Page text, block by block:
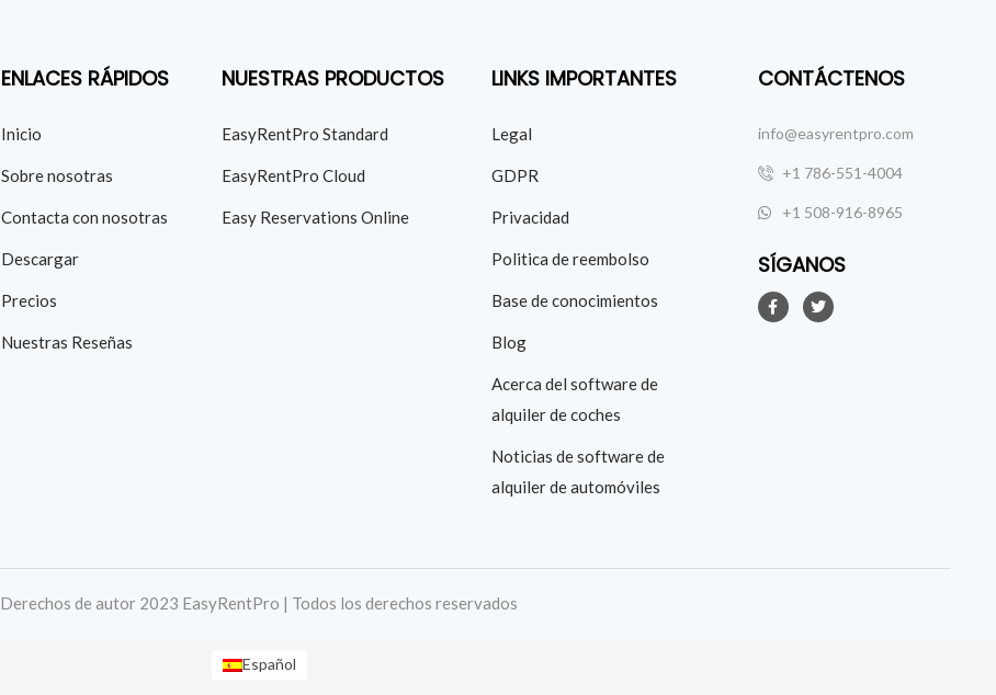
ENLACES RÁPIDOS
Inicio
Sobre nosotras
Contacta con nosotras
Descargar
Precios
Nuestras Reseñas
NUESTRAS PRODUCTOS
EasyRentPro Standard
EasyRentPro Cloud
Easy Reservations Online
LINKS IMPORTANTES
Legal
GDPR
Privacidad
Politica de reembolso
Base de conocimientos
Blog
Acerca del software de
alquiler de coches
Noticias de software de
alquiler de automóviles
CONTÁCTENOS
info@easyrentpro.com
+1 786-551-4004
+1 508-916-8965
SÍGANOS
Derechos de autor 2023 EasyRentPro | Todos los derechos reservados
Español